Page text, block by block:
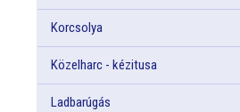
Korcsolya
Közelharc - kézitusa
Ladbarúgás